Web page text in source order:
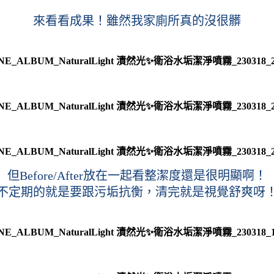
來看看成果！雖然我家廁所真的沒很髒
但Before/After放在一起看整潔度還是很明顯啊！
定期的就是要跟污垢抗衡，清完就是視覺舒爽呀